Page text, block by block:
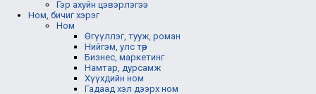
Гэр ахуйн цэвэрлэгээ
Ном, бичиг хэрэг
Ном
Өгүүллэг, тууж, роман
Нийгэм, улс төр
Бизнес, маркетинг
Намтар, дурсамж
Хүүхдийн ном
Гадаад хэл дээрх ном